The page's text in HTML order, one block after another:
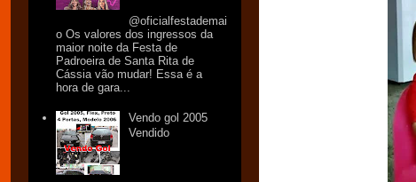
@oficialfestademai
o Os valores dos ingressos da
maior noite da Festa de
Padroeira de Santa Rita de
Cássia vão mudar! Essa é a
hora de gara...
Vendo gol 2005
Vendido